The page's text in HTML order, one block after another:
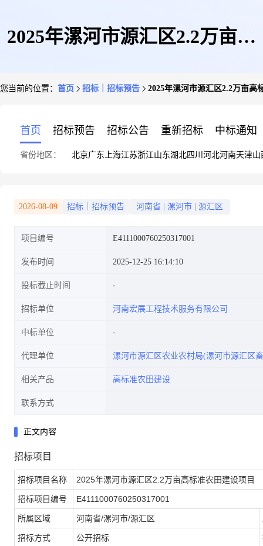
2025年漯河市源汇区2.2万亩高
您当前的位置： 首页 招标｜招标预告 2025年漯河市源汇区2.2万亩高
首页 招标预告 招标公告 重新招标 中标通知
省份地区： 北京广东 上海江苏浙江山东湖北四川 河北河南天津山
2026-08-09 招标｜招标预告 河南省 漯河市 源汇区
项目编号 E4111000760250317001
发布时间 2025-12-25 16:14:10
投标截止时间
招标单位 河南宏展工程技术服务有限公司
中标单位
代理单位 漯河市源汇区农业农村局(漯河市源汇区
相关产品 高标准农田建设
联系方式
正文内容
招标项目
招标项目名称 2025年漯河市源汇区2.2万亩高标准农田建设项目
招标项目编号 E4111000760250317001
所属区域 河南省/漯河市/源汇区
招标方式 公开招标